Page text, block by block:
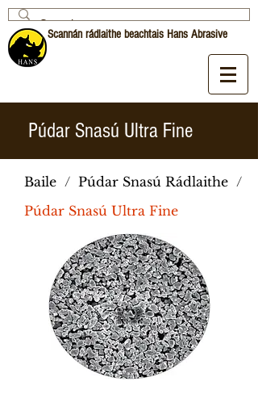
Scannán rádlaithe beachtais Hans Abrasive
Púdar Snasú Ultra Fine
Baile / Púdar Snasú Rádlaithe /
Púdar Snasú Ultra Fine